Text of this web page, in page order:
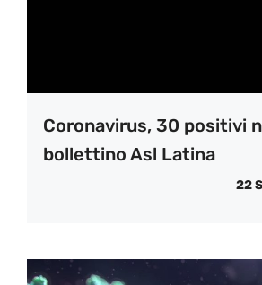
Coronavirus, 30 positivi
bollettino Asl Latina
22